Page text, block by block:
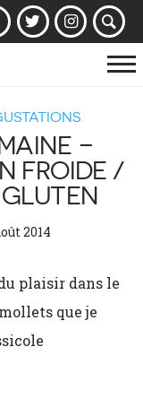
–
FROIDE /
2014
plaisir dans le
que je